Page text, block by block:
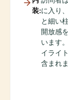
装:に入り
と細い
開放感
います
イライ
含まれ